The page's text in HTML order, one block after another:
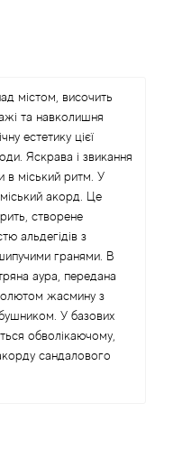
містом, височить
та навколишня
естетику цієї
Яскрава і звикання
в міський ритм. У
міський акорд. Це
створене
альдегідів з
гранями. В
аура, передана
жасмину з
У базових
обволікаючому,
сандалового